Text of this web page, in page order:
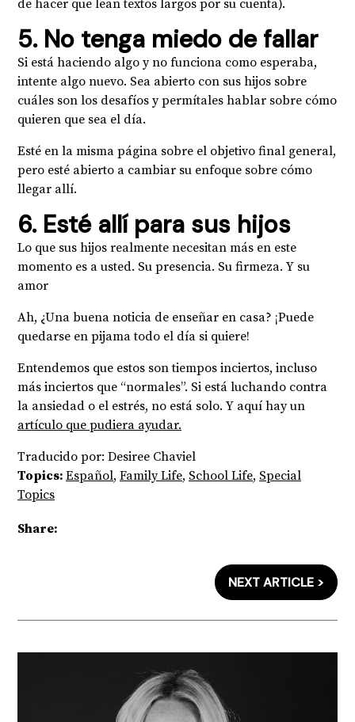
de hacer que lean textos largos por su cuenta).
5. No tenga miedo de fallar
Si está haciendo algo y no funciona como esperaba,
intente algo nuevo. Sea abierto con sus hijos sobre
cuáles son los desafíos y permítales hablar sobre cómo
quieren que sea el día.
Esté en la misma página sobre el objetivo final general,
pero esté abierto a cambiar su enfoque sobre cómo
llegar allí.
6. Esté allí para sus hijos
Lo que sus hijos realmente necesitan más en este
momento es a usted. Su presencia. Su firmeza. Y su
amor
Ah, ¿Una buena noticia de enseñar en casa? ¡Puede
quedarse en pijama todo el día si quiere!
Entendemos que estos son tiempos inciertos, incluso
más inciertos que “normales”. Si está luchando contra
la ansiedad o el estrés, no está solo. Y aquí hay un
artículo que pudiera ayudar.
Traducido por: Desiree Chaviel
Topics: Español, Family Life, School Life, Special
Topics
Share:
NEXT ARTICLE >